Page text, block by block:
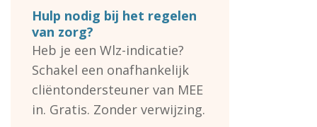
Hulp nodig bij het regelen
van zorg?
Heb je een Wlz-indicatie?
Schakel een onafhankelijk
cliëntondersteuner van MEE
in. Gratis. Zonder verwijzing.